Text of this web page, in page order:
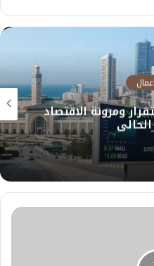
ي
و
ت
ي
و
ب
ا
ن
ت
ق
ر
ا
م
k
k
ومرونة الاقتصاد